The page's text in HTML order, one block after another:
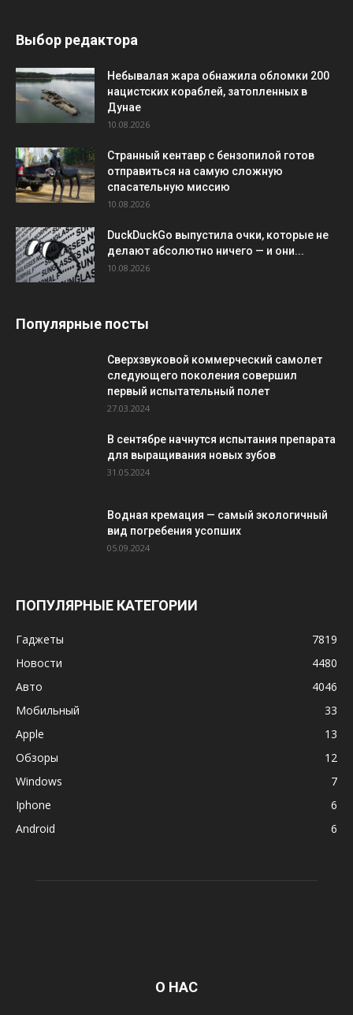
Выбор редактора
Небывалая жара обнажила обломки 200
нацистских кораблей, затопленных в
Дунае
10.08.2026
Странный кентавр с бензопилой готов
отправиться на самую сложную
спасательную миссию
10.08.2026
DuckDuckGo выпустила очки, которые не
делают абсолютно ничего — и они...
10.08.2026
Популярные посты
Сверхзвуковой коммерческий самолет
следующего поколения совершил
первый испытательный полет
27.03.2024
В сентябре начнутся испытания препарата
для выращивания новых зубов
31.05.2024
Водная кремация — самый экологичный
вид погребения усопших
05.09.2024
ПОПУЛЯРНЫЕ КАТЕГОРИИ
Гаджеты
7819
Новости
4480
Авто
4046
Мобильный
33
Apple
13
Обзоры
12
Windows
7
Iphone
6
Android
6
О НАС